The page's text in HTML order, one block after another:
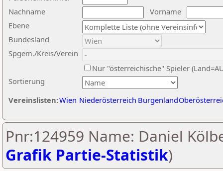
Nachname
Vorname
Ebene
Sortierung
Bundesland
Spgem./Kreis/Verein
Nur "österreichische" Spieler
Vereinslisten:Wien Niederösterreich Burgenland
Pnr:124959 Name: Daniel
Grafik Partie-Statistik)